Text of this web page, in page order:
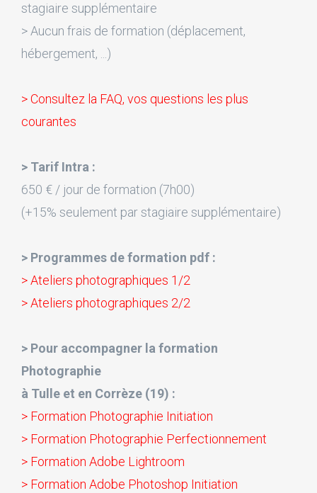
stagiaire supplémentaire
> Aucun frais de formation (déplacement,
hébergement, ...)
> Consultez la FAQ, vos questions les plus
courantes
> Tarif Intra :
650 € / jour de formation (7h00)
(+15% seulement par stagiaire supplémentaire)
> Programmes de formation pdf :
> Ateliers photographiques 1/2
> Ateliers photographiques 2/2
> Pour accompagner la formation
Photographie
à Tulle et en Corrèze (19) :
> Formation Photographie Initiation
> Formation Photographie Perfectionnement
> Formation Adobe Lightroom
> Formation Adobe Photoshop Initiation